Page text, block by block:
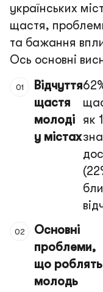
українських
щастя,
та бажання
Ось основні
Відчуття
щастя
молоді
у містах
як
Основні
проблеми,
що роблять
молодь